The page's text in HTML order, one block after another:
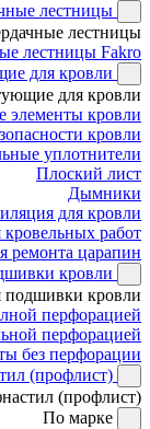
лестницы
лестницы
лестницы Fakro
для кровли
для кровли
элементы кровли
кровли
уплотнители
Плоский лист
Дымники
для кровли
работ
ремонта царапин
кровли
подшивки кровли
перфорацией
перфорацией
без перфорации
(профлист)
(профлист)
По марке